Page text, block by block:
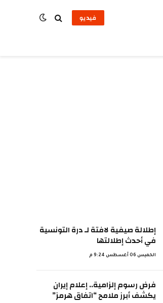
فيديو
إطلالة صيفية لافتة لـ درة التونسية
في أحدث إطلالتها
الخميس 06 أغسطس 9:24 م
فرض رسوم إلزامية.. إعلام إيران
يكشف أبرز ملامح “اتفاق هرمز”